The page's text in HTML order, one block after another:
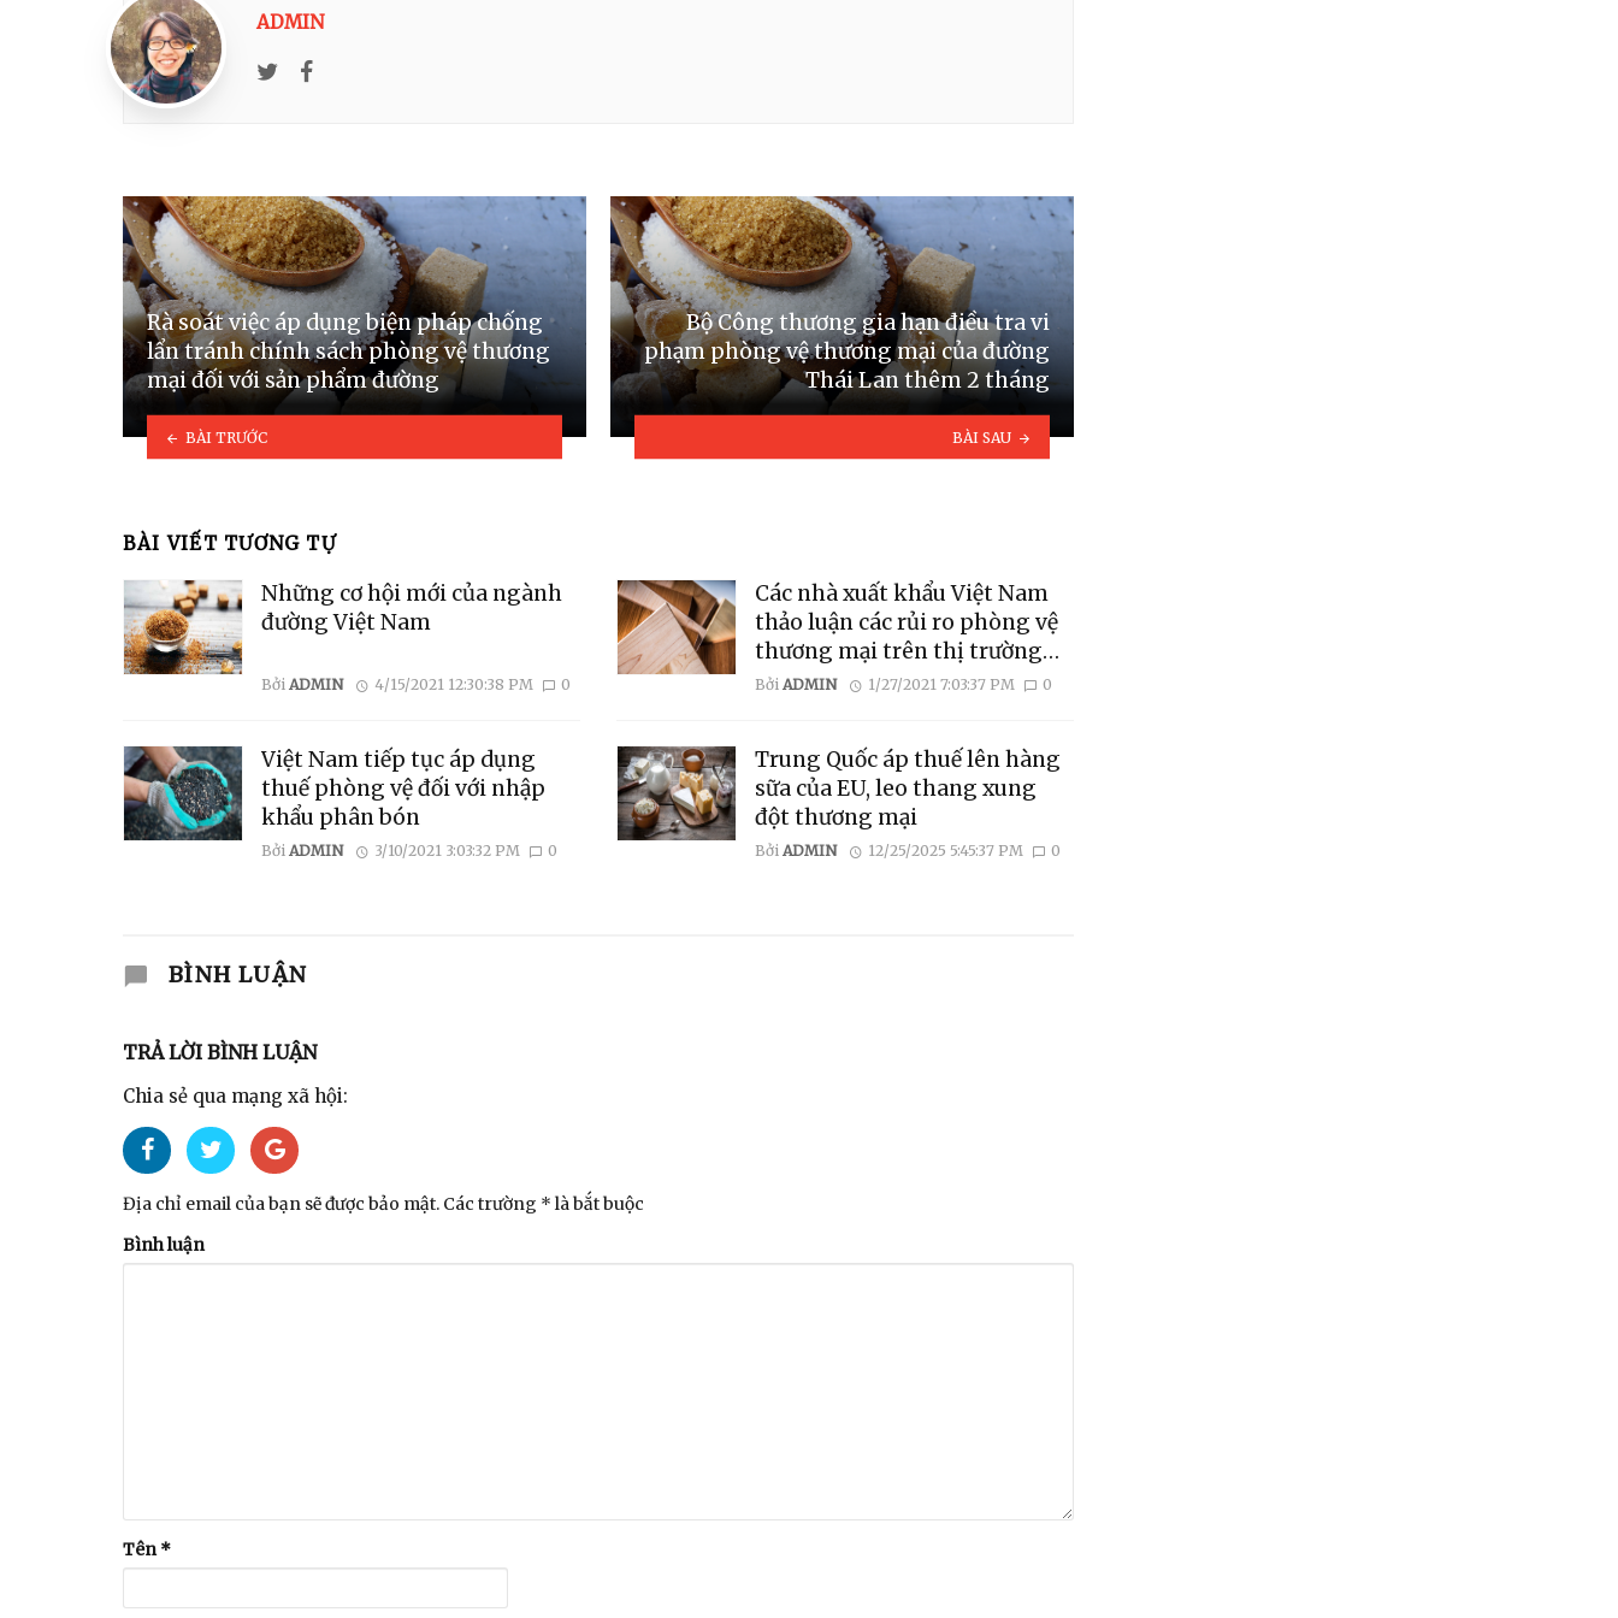
ADMIN
Twitter
Rà soát việc áp dụng biện pháp chống
lẩn tránh chính sách phòng vệ thương
mại đối với sản phẩm đường
BÀI TRƯỚC
Bộ Công thương gia hạn điều tra vi
phạm phòng vệ thương mại của đường
Thái Lan thêm 2 tháng
BÀI SAU
BÀI VIẾT TƯƠNG TỰ
Những cơ hội mới của ngành
đường Việt Nam
Bởi ADMIN 4/15/2021 12:30:38 PM 0
Việt Nam tiếp tục áp dụng
thuế phòng vệ đối với nhập
khẩu phân bón
Bởi ADMIN 3/10/2021 3:03:32 PM 0
Các nhà xuất khẩu Việt Nam
thảo luận các rủi ro phòng vệ
thương mại trên thị trường
Mỹ
Bởi ADMIN 1/27/2021 7:03:37 PM 0
Trung Quốc áp thuế lên hàng
sữa của EU, leo thang xung
đột thương mại
Bởi ADMIN 12/25/2025 5:45:37 PM 0
BÌNH LUẬN
TRẢ LỜI BÌNH LUẬN
Chia sẻ qua mạng xã hội:
Địa chỉ email của bạn sẽ được bảo mật. Các trường * là bắt buộc
Bình luận
Tên*